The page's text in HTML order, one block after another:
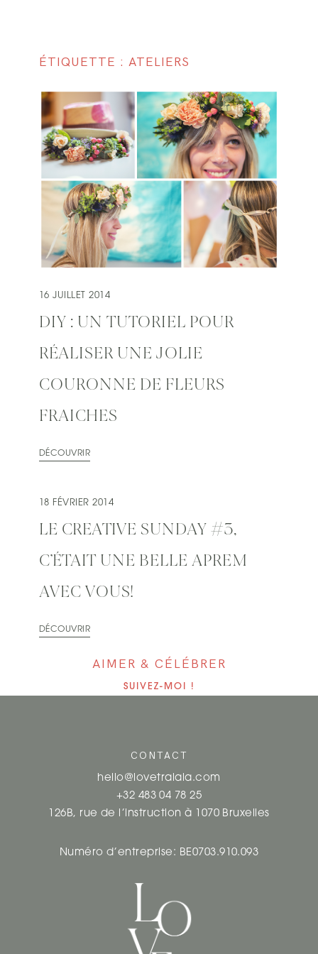
ÉTIQUETTE : ATELIERS
16 JUILLET 2014
DIY : UN TUTORIEL POUR
RÉALISER UNE JOLIE
COURONNE DE FLEURS
FRAICHES
DÉCOUVRIR
18 FÉVRIER 2014
LE CREATIVE SUNDAY #3,
C’ÉTAIT UNE BELLE APREM
AVEC VOUS!
DÉCOUVRIR
AIMER & CÉLÉBRER
SUIVEZ-MOI !
CONTACT
hello@lovetralala.com
+32 483 04 78 25
126B, rue de l’instruction à 1070 Bruxelles
Numéro d’entreprise: BE0703.910.093